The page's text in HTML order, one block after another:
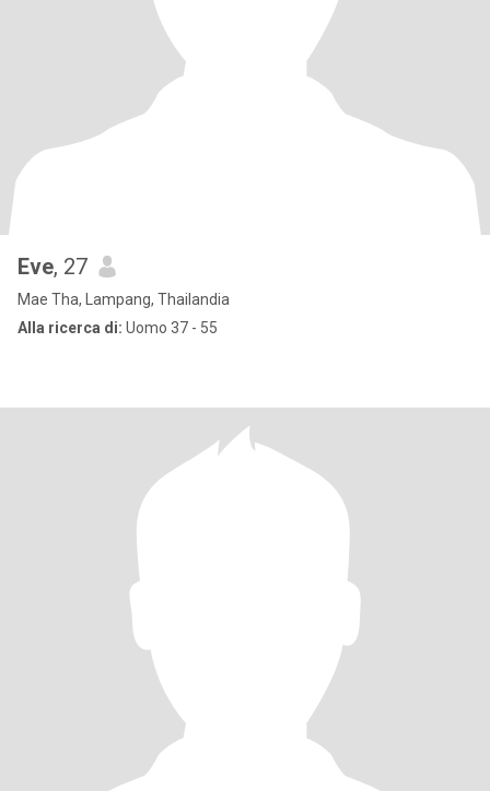
Eve, 27
Mae Tha, Lampang, Thailandia
Alla ricerca di: Uomo 37 - 55